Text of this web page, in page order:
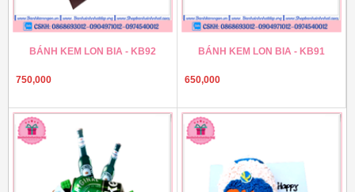
BÁNH KEM LON BIA - KB92
750,000
BÁNH KEM LON BIA - KB91
650,000